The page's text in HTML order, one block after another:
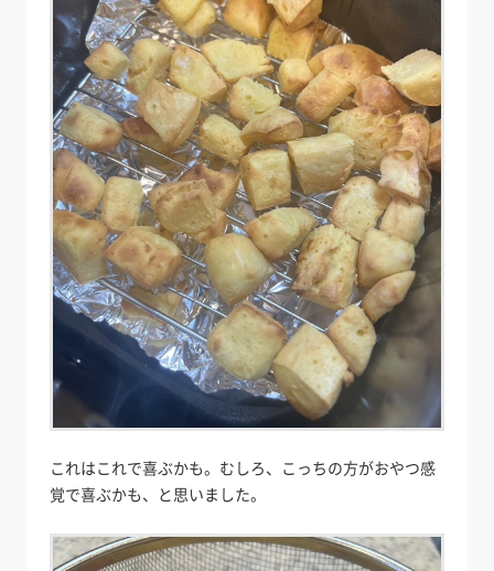
これはこれで喜ぶかも。むしろ、こっちの方がおやつ感
覚で喜ぶかも、と思いました。